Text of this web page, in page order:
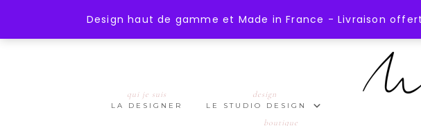
qui je suis
LA DESIGNER
design
LE STUDIO DESIGN
boutique
Design haut de gamme et Made in France - Livraison